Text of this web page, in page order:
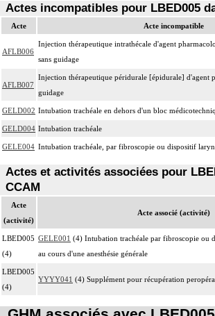
Actes incompatibles pour LBED005
Acte Acte incompatible
AFLB006
Injection thérapeutique intrathécale d'agent
sans guidage
AFLB007
Injection thérapeutique péridurale [épidurale] d'agent
guidage
GELD002 Intubation trachéale en dehors d'un bloc
GELD004 Intubation trachéale
GELE004 Intubation trachéale, par fibroscopie ou dispositif
Actes et activités associées pour
CCAM
Acte
(activité)
Acte associé (activité)
LBED005
(4)
GELE001 (4) Intubation trachéale par fibroscopie ou
au cours d'une anesthésie générale
LBED005
(4)
YYYY041 (4) Supplément pour récupération